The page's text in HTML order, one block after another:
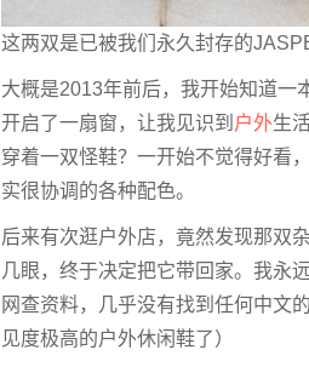
这两双是已被我们永久封存的
大概是2013年前后，我开始知道一
开启了一扇窗，让我见识到 户外生
穿着一双怪鞋？一开始不觉得好看
实很协调的各种配色。
后来有次逛户外店，竟然发现那双
几眼，终于决定把它带回家。我永
网查资料，几乎没有找到任何中文
见度极高的户外休闲鞋了）